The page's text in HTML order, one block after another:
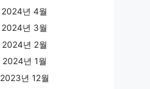
2024년 4월
2024년 3월
2024년 2월
2024년 1월
2023년 12월